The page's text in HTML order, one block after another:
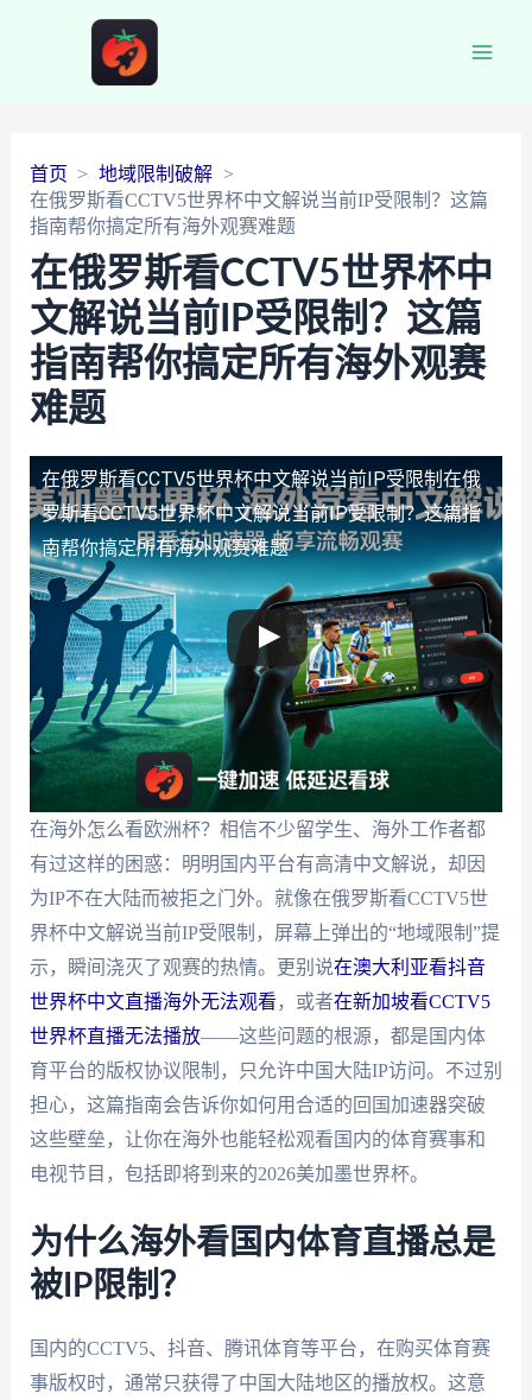
首页
地域限制破解
在俄罗斯看CCTV5世界杯中文解说当前IP受限制？这篇
指南帮你搞定所有海外观赛难题
在俄罗斯看CCTV5世界杯中
文解说当前IP受限制？这篇
指南帮你搞定所有海外观赛
难题
在俄罗斯看CCTV5世界杯中文解说当前IP受限制 在俄
罗斯看CCTV5世界杯中文解说当前IP受限制？这篇指
南帮你搞定所有海外观赛难题
在海外怎么看欧洲杯？相信不少留学生、海外工作者都
有过这样的困惑：明明国内平台有高清中文解说，却因
为IP不在大陆而被拒之门外。就像在俄罗斯看CCTV5世
界杯中文解说当前IP受限制，屏幕上弹出的“地域限制”提
示，瞬间浇灭了观赛的热情。更别说在澳大利亚看抖音
世界杯中文直播海外无法观看 ，或者在新加坡看CCTV5
世界杯直播无法播放——这些问题的根源，都是国内体
育平台的版权协议限制，只允许中国大陆IP访问。不过别
担心，这篇指南会告诉你如何用合适的回国加速器突破
这些壁垒，让你在海外也能轻松观看国内的体育赛事和
电视节目，包括即将到来的2026美加墨世界杯。
为什么海外看国内体育直播总是
被IP限制？
国内的CCTV5、抖音、腾讯体育等平台，在购买体育赛
事版权时，通常只获得了中国大陆地区的播放权。这意